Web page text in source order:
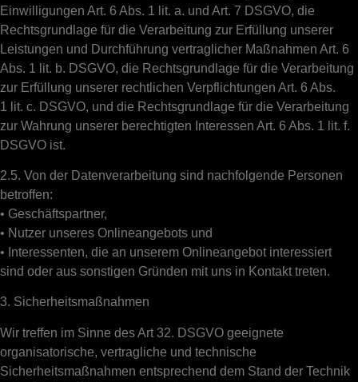
Einwilligungen Art. 6 Abs. 1 lit. a. und Art. 7 DSGVO, die
Rechtsgrundlage für die Verarbeitung zur Erfüllung unserer
Leistungen und Durchführung vertraglicher Maßnahmen Art. 6
Abs. 1 lit. b. DSGVO, die Rechtsgrundlage für die Verarbeitung
zur Erfüllung unserer rechtlichen Verpflichtungen Art. 6 Abs.
1 lit. c. DSGVO, und die Rechtsgrundlage für die Verarbeitung
zur Wahrung unserer berechtigten Interessen Art. 6 Abs. 1 lit. f.
DSGVO ist.
2.5. Von der Datenverarbeitung sind nachfolgende Personen
betroffen:
• Geschäftspartner,
• Nutzer unseres Onlineangebots und
• Interessenten, die an unserem Onlineangebot interessiert
sind oder aus sonstigen Gründen mit uns in Kontakt treten.
3. Sicherheitsmaßnahmen
Wir treffen im Sinne des Art 32. DSGVO geeignete
organisatorische, vertragliche und technische
Sicherheitsmaßnahmen entsprechend dem Stand der Technik